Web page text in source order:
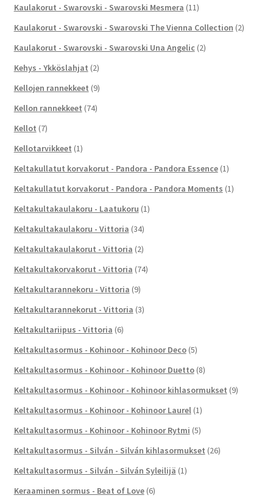
Kaulakorut - Swarovski - Swarovski Mesmera (11)
Kaulakorut - Swarovski - Swarovski The Vienna Collection (2)
Kaulakorut - Swarovski - Swarovski Una Angelic (2)
Kehys - Ykköslahjat (2)
Kellojen rannekkeet (9)
Kellon rannekkeet (74)
Kellot (7)
Kellotarvikkeet (1)
Keltakullatut korvakorut - Pandora - Pandora Essence (1)
Keltakullatut korvakorut - Pandora - Pandora Moments (1)
Keltakultakaulakoru - Laatukoru (1)
Keltakultakaulakoru - Vittoria (34)
Keltakultakaulakorut - Vittoria (2)
Keltakultakorvakorut - Vittoria (74)
Keltakultarannekoru - Vittoria (9)
Keltakultarannekorut - Vittoria (3)
Keltakultariipus - Vittoria (6)
Keltakultasormus - Kohinoor - Kohinoor Deco (5)
Keltakultasormus - Kohinoor - Kohinoor Duetto (8)
Keltakultasormus - Kohinoor - Kohinoor kihlasormukset (9)
Keltakultasormus - Kohinoor - Kohinoor Laurel (1)
Keltakultasormus - Kohinoor - Kohinoor Rytmi (5)
Keltakultasormus - Silván - Silván kihlasormukset (26)
Keltakultasormus - Silván - Silván Syleilijä (1)
Keraaminen sormus - Beat of Love (6)